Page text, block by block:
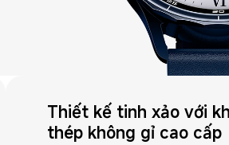
Thiết kế tinh xảo với
thép không gỉ cao cấp